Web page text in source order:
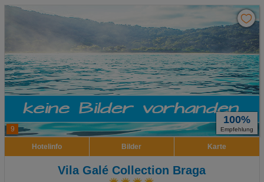
9
100%
Empfehlung
Hotelinfo Bilder Karte
Vila Galé Collection Braga